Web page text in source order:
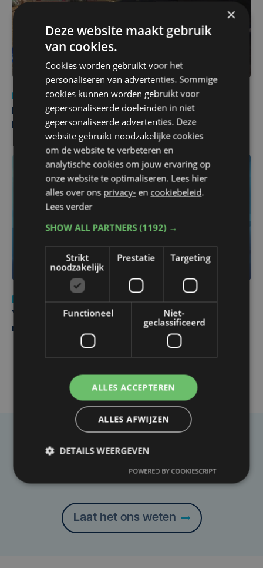
Nieuws
di 4 augustus | 09:32
Man en vrouw dood aangetroffen in woning in Sint-
Pieters Brugge
Yaro (19), slachtoffer van vechtpartij, is na
maandenlange coma overleden
Taalfout opgemerkt?
Laat het ons weten
×
Deze website maakt gebruik
van cookies.
Cookies worden gebruikt voor het
personaliseren van advertenties. Sommige
cookies kunnen worden gebruikt voor
gepersonaliseerde doeleinden in niet
gepersonaliseerde advertenties. Deze
website gebruikt noodzakelijke cookies
om de website te verbeteren en
analytische cookies om jouw ervaring op
onze website te optimaliseren. Lees hier
alles over ons privacy- en cookiebeleid.
Lees verder
SHOW ALL PARTNERS(1192) →
Strikt
noodzakelijk
Prestatie Targeting
Functioneel
Niet-
geclassificeerd
ALLES ACCEPTEREN
ALLES AFWIJZEN
DETAILS WEERGEVEN
POWERED BY COOKIESCRIPT